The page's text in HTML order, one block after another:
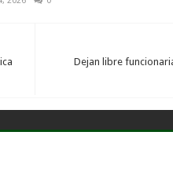
Dejan libre